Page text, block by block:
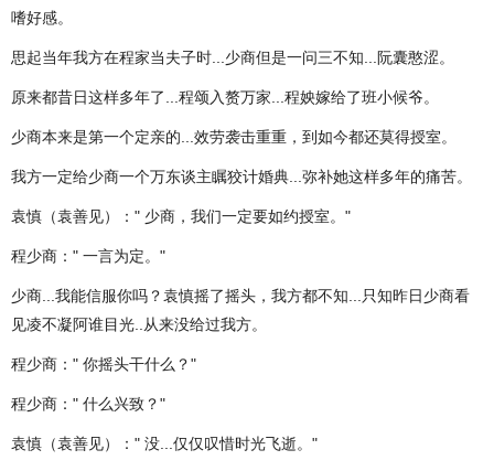
嗜好感。
思起当年我方在程家当夫子时...少商但是一问三不知...阮囊憨涩。
原来都昔日这样多年了...程颂入赘万家...程姎嫁给了班小候爷。
少商本来是第一个定亲的...效劳袭击重重，到如今都还莫得授室。
我方一定给少商一个万东谈主瞩狡计婚典...弥补她这样多年的痛苦。
袁慎（袁善见）：" 少商，我们一定要如约授室。"
程少商：" 一言为定。"
少商...我能信服你吗？袁慎摇了摇头，我方都不知...只知昨日少商看
见凌不凝阿谁目光..从来没给过我方。
程少商：" 你摇头干什么？"
程少商：" 什么兴致？"
袁慎（袁善见）：" 没...仅仅叹惜时光飞逝。"